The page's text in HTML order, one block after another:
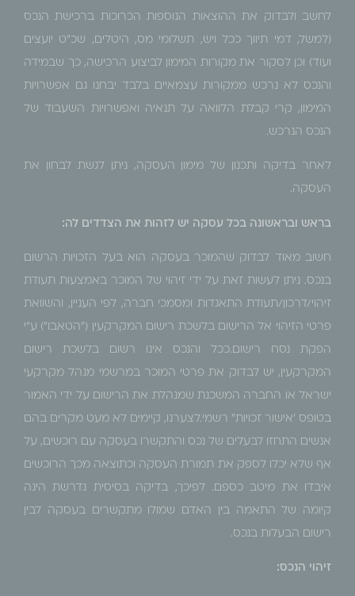
לחשב ולבדוק את ההוצאות הנוספות הכרוכות ברכישת הנכס
(למשל, דמי תיווך ככל ויש, תשלומי מס, היטלים, שכ"ט יועצים
ועוד) וכן לסקור את מקורות המימון לביצוע הרכישה, כך שבמידה
והנכס לא נרכש ממקורות עצמאיים בלבד יבחנו גם אפשרויות
המימון, קרי קבלת הלוואה על תנאיה ואפשרויות השעבוד של
הנכס הנרכש.
לאחר בדיקה ותכנון של מימון העסקה, ניתן לגשת לבחון את
העסקה.
בראש ובראשונה בכל עסקה יש לזהות את הצדדים לה:
חשוב מאוד לבדוק שהמוכר בעסקה הוא בעל הזכויות הרשום
בנכס. ניתן לעשות זאת על ידי זיהוי של המוכר באמצעות תעודת
זיהוי/דרכון/תעודת התאגדות ומסמכי חברה, לפי העניין, והשוואת
פרטי הזיהוי אל הרישום בלשכת רישום המקרקעין ("הטאבו") ע"י
הפקת נסח רישום.ככל והנכס אינו רשום בלשכת רישום
המקרקעין, יש לבדוק את פרטי המוכר במרשמי מנהל מקרקעי
ישראל או החברה המשכנת שמנהלת את הרישום על ידי האמור
בטופס 'אישור זכויות" רשמי.לצערנו, קיימים לא מעט מקרים בהם
אנשים התחזו לבעלים של נכס והתקשרו בעסקה עם רוכשים, על
אף שלא יכלו לספק את תמורת העסקה וכתוצאה מכך הרוכשים
איבדו את מיטב כספם. לפיכך, בדיקה בסיסית נדרשת הינה
קיומה של התאמה בין האדם שמולו מתקשרים בעסקה לבין
רישום הבעלות בנכס.
זיהוי הנכס: